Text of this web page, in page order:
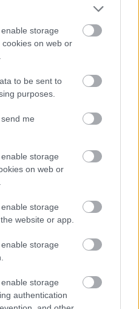
storage
on web or
to be sent to
purposes.
me
storage
on web or
storage
website or app.
storage
storage
authentication